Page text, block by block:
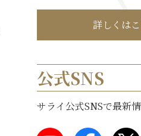
詳しくは
公式SNS
サライ公式SNSで最新